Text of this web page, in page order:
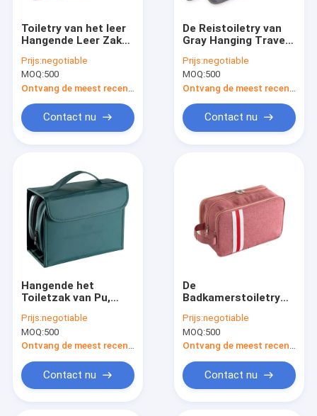
Toiletry van het leer
Hangende Leer Zak
Sinaasappel van de
Mensen de
Fantastische Gift
Prijs:negotiable
MOQ:500
Contact nu
De Reistoiletry van
Gray Hanging Travel
Kosmetische
Organisator
Prijs:negotiable
MOQ:500
Contact nu
Hangende het
Toiletzak van Pu,
Waterdichte de
Ritssluitingsorganisator
van de Reis
Prijs:negotiable
MOQ:500
Ontvang de meest recente Prijs
Contact nu
De
Badkamerstoiletry
de wasreis Grote Zak
met Handvat
Draagbaar Oxford
Prijs:negotiable
MOQ:500
Ontvang de meest recente Prijs
Contact nu